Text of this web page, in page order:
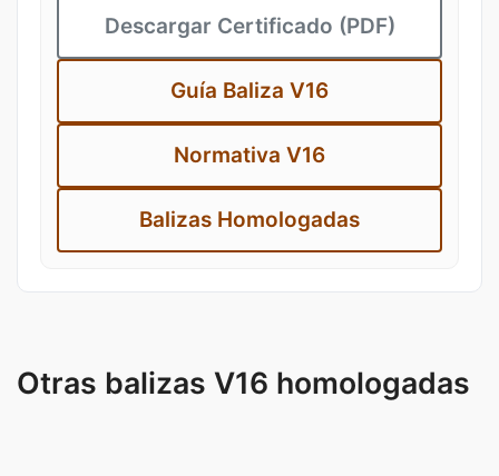
Descargar Certificado (PDF)
Guía Baliza V16
Normativa V16
Balizas Homologadas
Otras balizas V16 homologadas